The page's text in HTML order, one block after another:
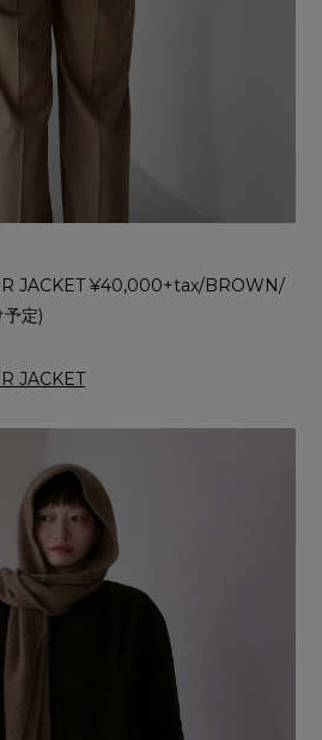
JACKET ¥40,000+tax/BROWN/
定)
JACKET